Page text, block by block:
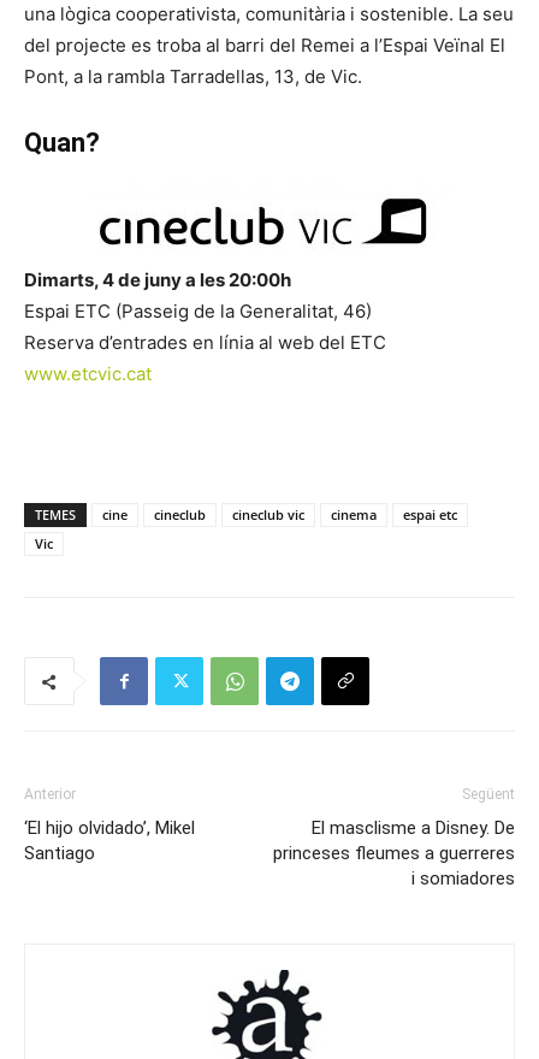
una lògica cooperativista, comunitària i sostenible. La seu
del projecte es troba al barri del Remei a l’Espai Veïnal El
Pont, a la rambla Tarradellas, 13, de Vic.
Quan?
Dimarts, 4 de juny a les 20:00h
Espai ETC (Passeig de la Generalitat, 46)
Reserva d’entrades en línia al web del ETC
www.etcvic.cat
TEMES cine cineclub cineclub vic cinema
espai etc
Vic
Anterior
‘El hijo olvidado’, Mikel
Santiago
Següent
El masclisme a Disney. De
princeses fleumes a guerreres
i somiadores